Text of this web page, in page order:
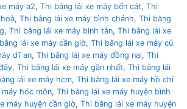
máy a2, Thi bằng lái xe máy bến cát, Thi
, Thi bằng lái xe máy bình chánh, Thi bằng
, Thi bằng lái xe máy bình tân, Thi bằng lái xe
lái xe máy cần giờ, Thi bằng lái xe máy củ
dĩ an, Thi bằng lái xe máy đồng nai, Thi
, Thi bằng lái xe máy gần nhất, Thi bằng lái
lái xe máy hcm, Thi bằng lái xe máy hồ chí
hóc môn, Thi bằng lái xe máy huyện bình
máy huyện cần giờ, Thi bằng lái xe máy huyện